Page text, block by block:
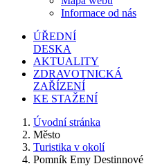
Informace od nás
ÚŘEDNÍ
DESKA
AKTUALITY
ZDRAVOTNICKÁ
ZAŘÍZENÍ
KE STAŽENÍ
Úvodní stránka
Město
Turistika v okolí
Pomník Emy Destinnové